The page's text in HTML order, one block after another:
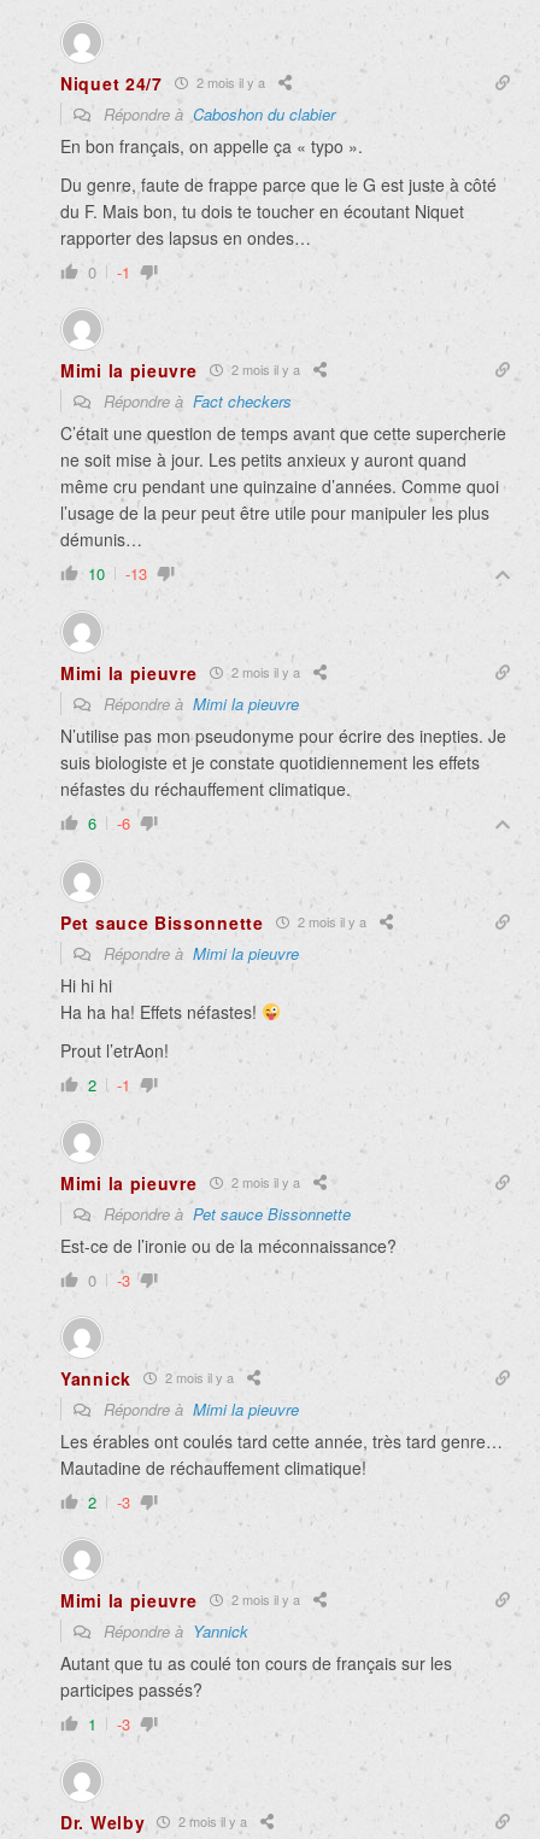
Niquet 24/7 2 mois il y a
Répondre à Caboshon du clabier
En bon français, on appelle ça « typo ».
Du genre, faute de frappe parce que le G est juste à côté
du F. Mais bon, tu dois te toucher en écoutant Niquet
rapporter des lapsus en ondes…
0 -1
Mimi la pieuvre 2 mois il y a
Répondre à Fact checkers
C’était une question de temps avant que cette supercherie
ne soit mise à jour. Les petits anxieux y auront quand
même cru pendant une quinzaine d’années. Comme quoi
l’usage de la peur peut être utile pour manipuler les plus
démunis…
10 -13
Mimi la pieuvre 2 mois il y a
Répondre à Mimi la pieuvre
N’utilise pas mon pseudonyme pour écrire des inepties. Je
suis biologiste et je constate quotidiennement les effets
néfastes du réchauffement climatique.
6 -6
Pet sauce Bissonnette 2 mois il y a
Répondre à Mimi la pieuvre
Hi hi hi
Ha ha ha! Effets néfastes!
Prout l’etrAon!
2 -1
Mimi la pieuvre 2 mois il y a
Répondre à Pet sauce Bissonnette
Est-ce de l’ironie ou de la méconnaissance?
0 -3
Yannick 2 mois il y a
Répondre à Mimi la pieuvre
Les érables ont coulés tard cette année, très tard genre…
Mautadine de réchauffement climatique!
2 -3
Mimi la pieuvre 2 mois il y a
Répondre à Yannick
Autant que tu as coulé ton cours de français sur les
participes passés?
1 -3
Dr. Welby 2 mois il y a